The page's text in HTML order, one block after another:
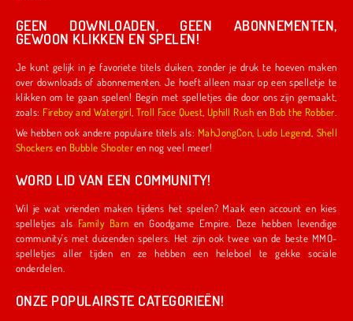
GEEN DOWNLOADEN, GEEN ABONNEMENTEN,
GEWOON KLIKKEN EN SPELEN!
Je kunt gelijk in je favoriete titels duiken, zonder je druk te hoeven maken
over downloads of abonnementen. Je hoeft alleen maar op een spelletje te
klikken om te gaan spelen! Begin met spelletjes die door ons zijn gemaakt,
zoals:
Fireboy and Watergirl ,Troll Face Quest Uphill Rush en Bob the Robber
We hebben ook andere populaire titels als: MahJongCon Ludo Legend Shell
Shockers en Bubble Shooter en nog veel meer!
WORD LID VAN EEN COMMUNITY!
Wil je wat vrienden maken tijdens het spelen? Maak een account en kies
spelletjes als
Family Barn en Goodgame Empire. Deze hebben levendige
community's met duizenden spelers. Het zijn ook twee van de beste MMO-
spelletjes aller tijden en ze hebben een heleboel te gekke sociale
onderdelen.
ONZE POPULAIRSTE CATEGORIEËN!